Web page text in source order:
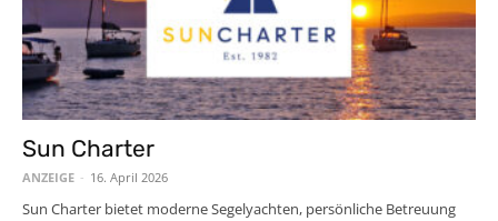
Sun Charter
ANZEIGE - 16. April 2026
Sun Charter bietet moderne Segelyachten, persönliche Betreuung